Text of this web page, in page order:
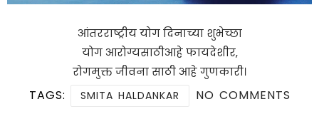
आंतरराष्ट्रीय योग दिनाच्या शुभेच्छा
योग आरोग्यसाठीआहे फायदेशीर,
रोगमुक्त जीवना साठी आहे गुणकारी।
TAGS: SMITA HALDANKAR NO COMMENTS